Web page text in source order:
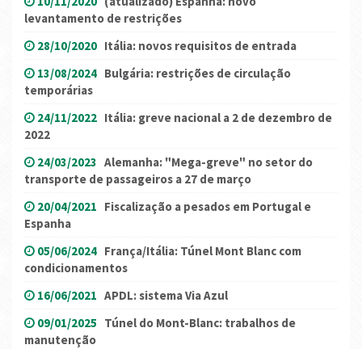
levantamento de restrições
28/10/2020 Itália: novos requisitos de entrada
13/08/2024 Bulgária: restrições de circulação
temporárias
24/11/2022 Itália: greve nacional a 2 de dezembro de
2022
24/03/2023 Alemanha: "Mega-greve" no setor do
transporte de passageiros a 27 de março
20/04/2021 Fiscalização a pesados em Portugal e
Espanha
05/06/2024 França/Itália: Túnel Mont Blanc com
condicionamentos
16/06/2021 APDL: sistema Via Azul
09/01/2025 Túnel do Mont-Blanc: trabalhos de
manutenção